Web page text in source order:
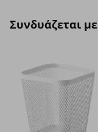
Συνδυάζεται με